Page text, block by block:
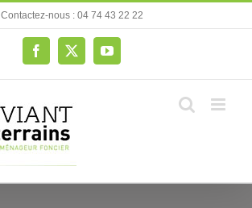
Contactez-nous : 04 74 43 22 22
Facebook
X YouTube